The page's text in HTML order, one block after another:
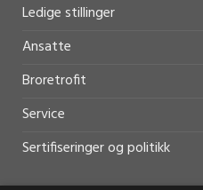
Ledige stillinger
Ansatte
Broretrofit
Service
Sertifiseringer og politikk